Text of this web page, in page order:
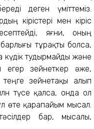
деген үміттеміз.
кірістері мен кіріс
яғни, оның
тұрақты болса,
күдік тудырмайды және
зейнеткер әже,
зейнетақы алып
түсе қалса, онда ол
өте қарапайым мысал.
бар, мысалы,